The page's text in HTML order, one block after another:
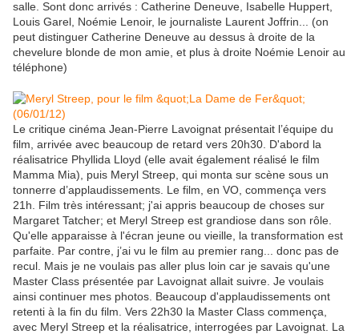
salle. Sont donc arrivés : Catherine Deneuve, Isabelle Huppert,
Louis Garel, Noémie Lenoir, le journaliste Laurent Joffrin... (on
peut distinguer Catherine Deneuve au dessus à droite de la
chevelure blonde de mon amie, et plus à droite Noémie Lenoir au
téléphone)
Le critique cinéma Jean-Pierre Lavoignat présentait l’équipe du
film, arrivée avec beaucoup de retard vers 20h30. D'abord la
réalisatrice Phyllida Lloyd (elle avait également réalisé le film
Mamma Mia), puis Meryl Streep, qui monta sur scène sous un
tonnerre d’applaudissements. Le film, en VO, commença vers
21h. Film très intéressant; j'ai appris beaucoup de choses sur
Margaret Tatcher; et Meryl Streep est grandiose dans son rôle.
Qu'elle apparaisse à l'écran jeune ou vieille, la transformation est
parfaite. Par contre, j’ai vu le film au premier rang... donc pas de
recul. Mais je ne voulais pas aller plus loin car je savais qu'une
Master Class présentée par Lavoignat allait suivre. Je voulais
ainsi continuer mes photos. Beaucoup d'applaudissements ont
retenti à la fin du film. Vers 22h30 la Master Class commença,
avec Meryl Streep et la réalisatrice, interrogées par Lavoignat. La